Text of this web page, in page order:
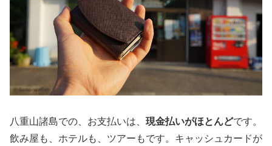
八重山諸島での、お支払いは、 現金払いがほとんどです。
飲み屋も、ホテルも、ツアーもです。キャッシュカードが